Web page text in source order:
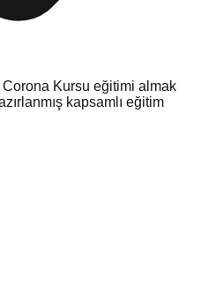
Kursu eğitimi almak
kapsamlı eğitim